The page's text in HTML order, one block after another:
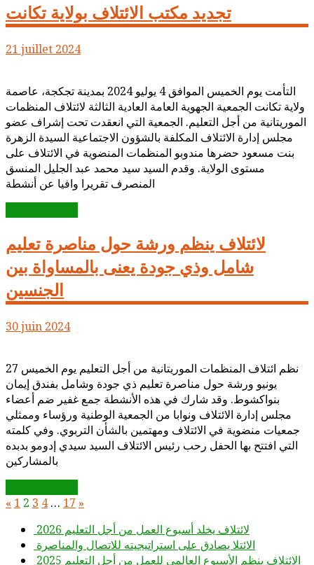
تجديد مكتب الائتلاف بولاية تكانت
21 juillet 2024
التأمت يوم الخميس الموافق 4 يوليو 2024 بمدينة تجكجة، عاصمة
ولاية تكانت الجمعية الجهوية العامة العادية الثالثة لائتلاف المنظمات
الموريتانية من أجل التعليم. الجمعية التي انعقدت تحت إشراف عضو
مجلس إدارة الائتلاف المكلفة بالشؤون الاجتماعية السيدة الزهرة
بنت مسعود حضرها مندوبو المنظمات المنضوية في الائتلاف على
مستوى الولاية. وقدم السيد سيد محمد عبد الجليل المنسق
المنصرف تقريرا وافيا عن أنشطة
لائتلاف ينظم ورشة حول مناصرة تعليم
شامل وذي جودة يعنى بالمساواة بين
الجنسين
30 juin 2024
نظم ائتلاف المنظمات الموريتانية من أجل التعليم يوم الخميس 27
يونيو ورشة حول مناصرة تعليم ذي جودة وشامل بفندق إيمان
بنواكشوط. وقد شارك في هذه الأنشطة جمع غفير ضم أعضاء
مجلس إدارة الائتلاف ونوابا من الجمعية الوطنية ورؤساء وممثلي
جمعيات منضوية في الائتلاف ومهتمين بالشأن التربوي. وفي كلمته
التي افتتح بها الحفل رحب رئيس الائتلاف السيد سيدي إدومو بدبده
بالمشاركين
« 1 2 3 4 … 17 »
لائتلاف يخلد أسبوع العمل من أجل التعليم 2026
الائتلا يصادق على استراتيجيته للاتصال والمناصرة
الائتلاف ينظم الأسبوع العالمي للعمل من أجل التعليم 2025